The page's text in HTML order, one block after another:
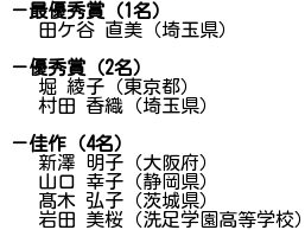
－最優秀賞（1名）
田ケ谷 直美（埼玉県）
－優秀賞（2名）
堀 綾子（東京都）
村田 香織（埼玉県）
－佳作（4名）
新澤 明子（大阪府）
山口 幸子（静岡県）
髙木 弘子（茨城県）
岩田 美桜（洗足学園高等学校）